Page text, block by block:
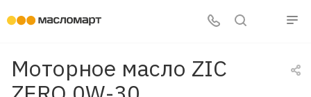
Моторное масло ZIC